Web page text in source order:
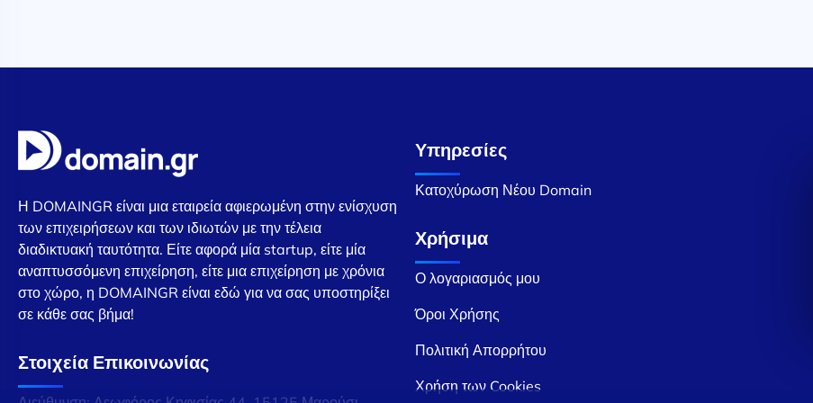
Η DOMAINGR είναι μια εταιρεία αφιερωμένη στην ενίσχυση
των επιχειρήσεων και των ιδιωτών με την τέλεια
διαδικτυακή ταυτότητα. Είτε αφορά μία startup, είτε μία
αναπτυσσόμενη επιχείρηση, είτε μια επιχείρηση με χρόνια
στο χώρο, η DOMAINGR είναι εδώ για να σας υποστηρίξει
σε κάθε σας βήμα!
Στοιχεία Επικοινωνίας
Υπηρεσίες
Κατοχύρωση Νέου Domain
Χρήσιμα
Ο λογαριασμός μου
Όροι Χρήσης
Πολιτική Απορρήτου
Χρήση των Cookies